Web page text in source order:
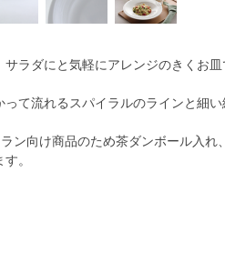
ラダにと気軽にアレンジのきくお皿
って流れるスパイラルのラインと細
ン向け商品のため茶ダンボール入
。